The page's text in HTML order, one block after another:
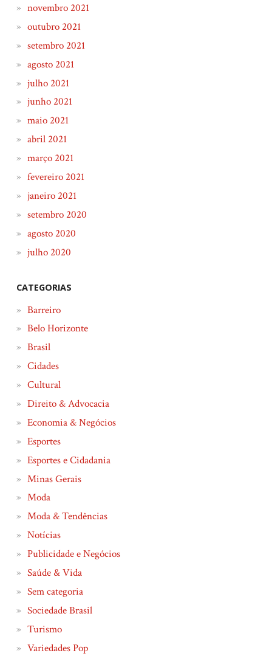
novembro 2021
outubro 2021
setembro 2021
agosto 2021
julho 2021
junho 2021
maio 2021
abril 2021
março 2021
fevereiro 2021
janeiro 2021
setembro 2020
agosto 2020
julho 2020
CATEGORIAS
Barreiro
Belo Horizonte
Brasil
Cidades
Cultural
Direito & Advocacia
Economia & Negócios
Esportes
Esportes e Cidadania
Minas Gerais
Moda
Moda & Tendências
Notícias
Publicidade e Negócios
Saúde & Vida
Sem categoria
Sociedade Brasil
Turismo
Variedades Pop